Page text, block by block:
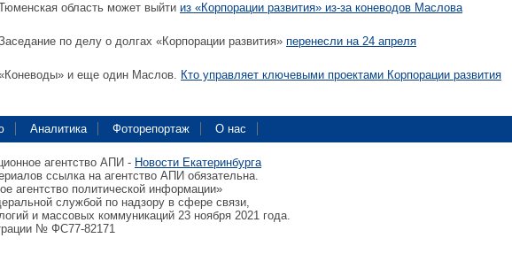
область может выйти из «Корпорации развития» из-за коневодов Маслова
по делу о долгах «Корпорации развития» перенесли на 24 апреля
и еще один Маслов. Кто управляет ключевыми проектами Корпорации развития
Аналитика Фоторепортаж О нас
агентство АПИ - Новости Екатеринбурга
ссылка на агентство АПИ обязательна.
агентство политической информации»
службой по надзору в сфере связи,
и массовых коммуникаций 23 ноября 2021 года.
№ ФС77-82171